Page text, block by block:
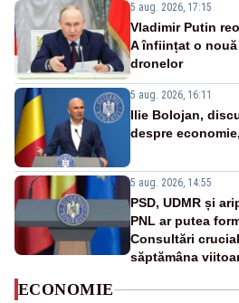
5 aug. 2026, 17:15
Vladimir Putin
A înființat o
dronelor
5 aug. 2026, 16:11
Ilie Bolojan,
despre
5 aug. 2026, 14:55
PSD, UDMR și
PNL ar putea
Consultări
săptămâna
ECONOMIE